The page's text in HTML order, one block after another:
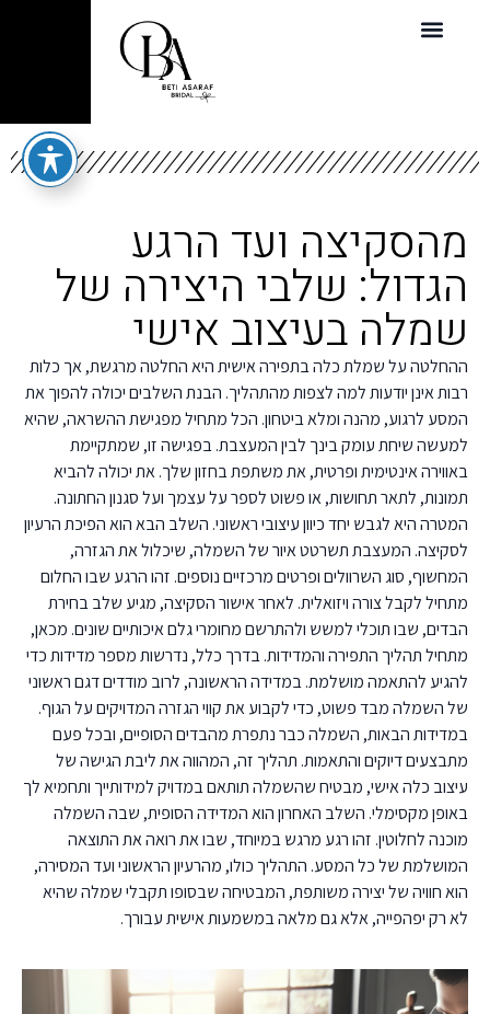
מהסקיצה ועד הרגע
הגדול: שלבי היצירה של
שמלה בעיצוב אישי
ההחלטה על שמלת כלה בתפירה אישית היא החלטה מרגשת, אך כלות
רבות אינן יודעות למה לצפות מהתהליך. הבנת השלבים יכולה להפוך את
המסע לרגוע, מהנה ומלא ביטחון. הכל מתחיל מפגישת ההשראה, שהיא
למעשה שיחת עומק בינך לבין המעצבת. בפגישה זו, שמתקיימת
באווירה אינטימית ופרטית, את משתפת בחזון שלך. את יכולה להביא
תמונות, לתאר תחושות, או פשוט לספר על עצמך ועל סגנון החתונה.
המטרה היא לגבש יחד כיוון עיצובי ראשוני. השלב הבא הוא הפיכת הרעיון
לסקיצה. המעצבת תשרטט איור של השמלה, שיכלול את הגזרה,
המחשוף, סוג השרוולים ופרטים מרכזיים נוספים. זהו הרגע שבו החלום
מתחיל לקבל צורה ויזואלית. לאחר אישור הסקיצה, מגיע שלב בחירת
הבדים, שבו תוכלי למשש ולהתרשם מחומרי גלם איכותיים שונים. מכאן,
מתחיל תהליך התפירה והמדידות. בדרך כלל, נדרשות מספר מדידות כדי
להגיע להתאמה מושלמת. במדידה הראשונה, לרוב מודדים דגם ראשוני
של השמלה מבד פשוט, כדי לקבוע את קווי הגזרה המדויקים על הגוף.
במדידות הבאות, השמלה כבר נתפרת מהבדים הסופיים, ובכל פעם
מתבצעים דיוקים והתאמות. תהליך זה, המהווה את ליבת הגישה של
עיצוב כלה אישי, מבטיח שהשמלה תותאם במדויק למידותייך ותחמיא לך
באופן מקסימלי. השלב האחרון הוא המדידה הסופית, שבה השמלה
מוכנה לחלוטין. זהו רגע מרגש במיוחד, שבו את רואה את התוצאה
המושלמת של כל המסע. התהליך כולו, מהרעיון הראשוני ועד המסירה,
הוא חוויה של יצירה משותפת, המבטיחה שבסופו תקבלי שמלה שהיא
לא רק יפהפייה, אלא גם מלאה במשמעות אישית עבורך.